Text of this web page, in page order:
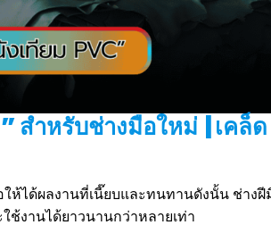
” สำหรับช่างมือใหม่ | เคล็ด
ให้ได้ผลงานที่เนี๊ยบและทนทานดังนั้น ช่าง
งานได้ยาวนานกว่าหลายเท่า